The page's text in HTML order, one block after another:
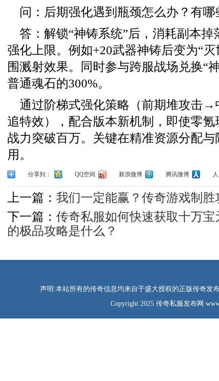
问：后期强化遇到瓶颈怎么办？有
答：解锁“神铸系统”后，消耗副本
强化上限。例如+20武器神铸后变为“灭
围溅射效果。同时参与跨服战场兑换“
普通魂石的300%。
通过阶梯式强化策略（前期堆攻击
追特效），配合版本新机制，即使零
战力突破百万。关键在精准资源分配
用。
分享到： QQ空间 新浪微博 腾讯微博
上一篇： 我们一定能赢？传奇游戏制胜
下一篇： 传奇私服如何快速获取十万
的极品攻略是什么？
声明:本站所有的传奇信息均来自于盛大授权的正版传奇发
Copyright 2025 传奇私服发布网